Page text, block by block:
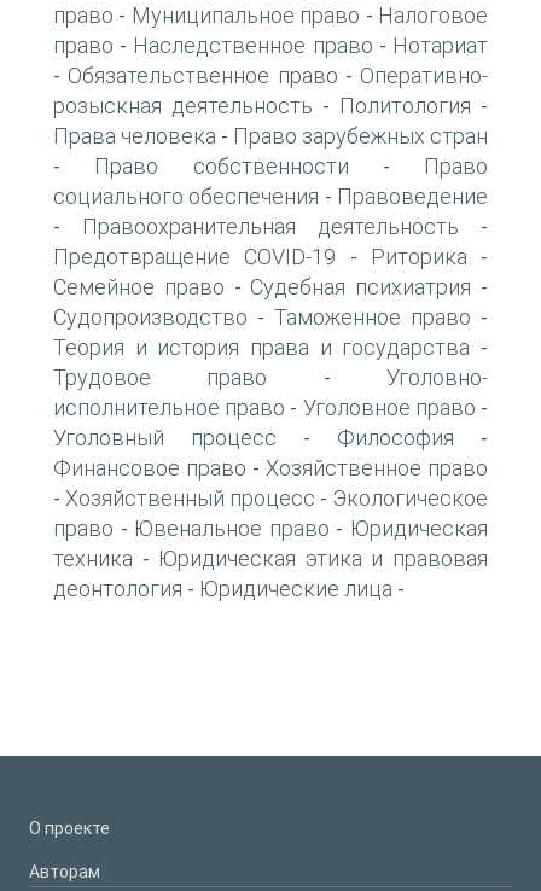
право - Муниципальное право - Налоговое
право - Наследственное право - Нотариат
- Обязательственное право - Оперативно-
розыскная деятельность - Политология -
Права человека - Право зарубежных стран
- Право собственности -
Право
социального обеспечения - Правоведение
- Правоохранительная деятельность -
Предотвращение COVID-19 - Риторика -
Семейное право - Судебная психиатрия -
Судопроизводство - Таможенное право -
Теория и история права и государства -
Трудовое право -Уголовно-
исполнительное право - Уголовное право -
Уголовный процесс - Философия -
Финансовое право - Хозяйственное право
- Хозяйственный процесс - Экологическое
право - Ювенальное право - Юридическая
техника - Юридическая этика и правовая
деонтология - Юридические лица -
О проекте
Авторам